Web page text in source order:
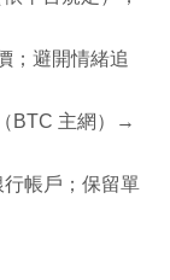
；避開情緒追
BTC 主網）→
行帳戶；保留單